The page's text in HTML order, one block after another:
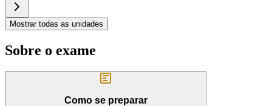
Mostrar todas as unidades
Sobre o exame
Como se preparar